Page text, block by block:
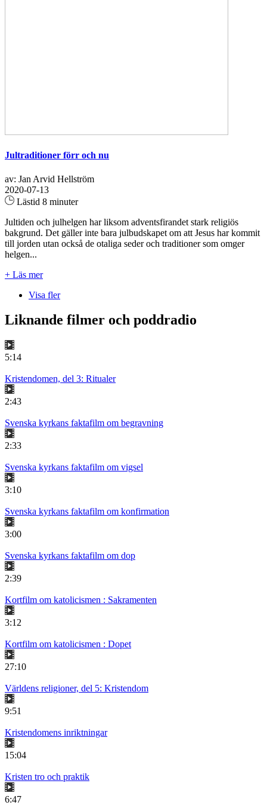
Jultraditioner förr och nu
av: Jan Arvid Hellström
2020-07-13
Lästid 8 minuter
Jultiden och julhelgen har liksom adventsfirandet stark religiös
bakgrund. Det gäller inte bara julbudskapet om att Jesus har kommit
till jorden utan också de otaliga seder och traditioner som omger
helgen...
+ Läs mer
Visa fler
Liknande filmer och poddradio
5:14
Kristendomen, del 3: Ritualer
2:43
Svenska kyrkans faktafilm om begravning
2:33
Svenska kyrkans faktafilm om vigsel
3:10
Svenska kyrkans faktafilm om konfirmation
3:00
Svenska kyrkans faktafilm om dop
2:39
Kortfilm om katolicismen : Sakramenten
3:12
Kortfilm om katolicismen : Dopet
27:10
Världens religioner, del 5: Kristendom
9:51
Kristendomens inriktningar
15:04
Kristen tro och praktik
6:47